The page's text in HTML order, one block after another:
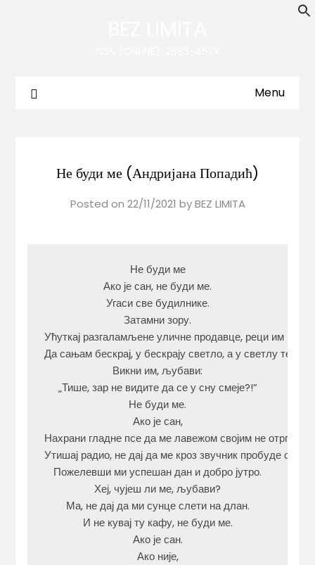
Menu
Не буди ме (Андријана Попадић)
Posted on 22/11/2021 byBEZ LIMITA
Не буди ме
Ако је сан, не буди ме.
Угаси све будилнике.
Затамни зору.
Ућуткај разгаламљене уличне продавце, реци им
Да сањам бескрај, у бескрају светло, а у светлу тебе.
Викни им, љубави:
„Тише, зар не видите да се у сну смеје?!”
Не буди ме.
Ако је сан,
Нахрани гладне псе да ме лавежом својим не отргну
Утишај радио, не дај да ме кроз звучник пробуде
Пожелевши ми успешан дан и добро јутро.
Хеј, чујеш ли ме, љубави?
Ма, не дај да ми сунце слети на длан.
И не кувај ту кафу, не буди ме.
Ако је сан.
Ако није,